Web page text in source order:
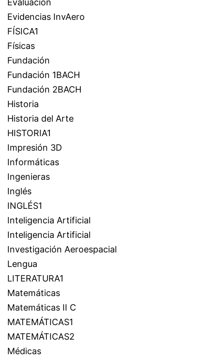
Evaluación
Evidencias InvAero
FÍSICA1
Físicas
Fundación
Fundación 1BACH
Fundación 2BACH
Historia
Historia del Arte
HISTORIA1
Impresión 3D
Informáticas
Ingenieras
Inglés
INGLÉS1
Inteligencia Artificial
Inteligencia Artificial
Investigación Aeroespacial
Lengua
LITERATURA1
Matemáticas
Matemáticas II C
MATEMÁTICAS1
MATEMÁTICAS2
Médicas